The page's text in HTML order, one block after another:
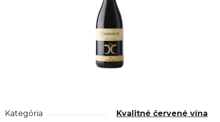
Kategória
Kvalitné červené vína